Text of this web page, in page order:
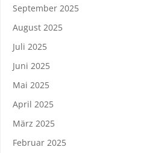
September 2025
August 2025
Juli 2025
Juni 2025
Mai 2025
April 2025
März 2025
Februar 2025